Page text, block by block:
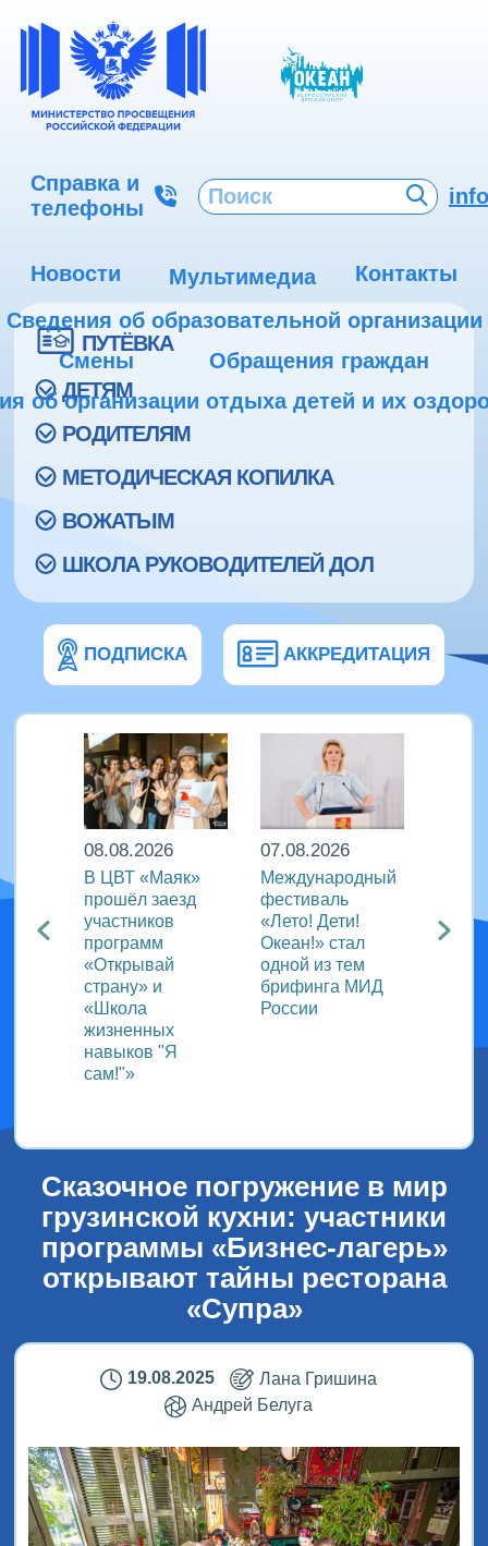
Справка и
телефоны
Новости Мультимедиа
Контакты
Сведения об образовательной организации
Смены
Обращения граждан
об организации отдыха детей и их
ПУТЁВКА
ДЕТЯМ
РОДИТЕЛЯМ
МЕТОДИЧЕСКАЯ КОПИЛКА
ВОЖАТЫМ
ШКОЛА РУКОВОДИТЕЛЕЙ ДОЛ
ПОДПИСКА АККРЕДИТАЦИЯ
за
08.08.2026
В ЦВТ «Маяк»
прошёл заезд
участников
программ
«Открывай
страну» и
«Школа
жизненных
навыков "Я
сам!"»
07.08.2026
Международный
фестиваль
«Лето! Дети!
Океан!» стал
одной из тем
брифинга МИД
России
мир
Сказочное погружение в мир
грузинской кухни: участники
программы «Бизнес-лагерь»
открывают тайны ресторана
«Супра»
19.08.2025
Лана Гришина
Андрей Белуга